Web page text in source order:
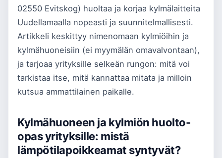
02550 Evitskog) huoltaa ja korjaa kylmälaitteita
Uudellamaalla nopeasti ja suunnitelmallisesti.
Artikkeli keskittyy nimenomaan kylmiöihin ja
kylmähuoneisiin (ei myymälän omavalvontaan),
ja tarjoaa yrityksille selkeän rungon: mitä voi
tarkistaa itse, mitä kannattaa mitata ja milloin
kutsua ammattilainen paikalle.
Kylmähuoneen ja kylmiön huolto-
opas yrityksille: mistä
lämpötilapoikkeamat syntyvät?